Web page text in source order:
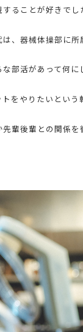
することが好きで
、器械体操部に所
な部活があって何
トをやりたいとい
先輩後輩との関係